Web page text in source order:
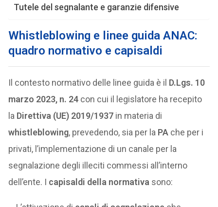
Tutele del segnalante e garanzie difensive
Whistleblowing e linee guida ANAC:
quadro normativo e capisaldi
Il contesto normativo delle linee guida è il D.Lgs. 10
marzo 2023, n. 24 con cui il legislatore ha recepito
la Direttiva (UE) 2019/1937 in materia di
whistleblowing, prevedendo, sia per la PA che per i
privati, l’implementazione di un canale per la
segnalazione degli illeciti commessi all’interno
dell’ente. I capisaldi della normativa sono: